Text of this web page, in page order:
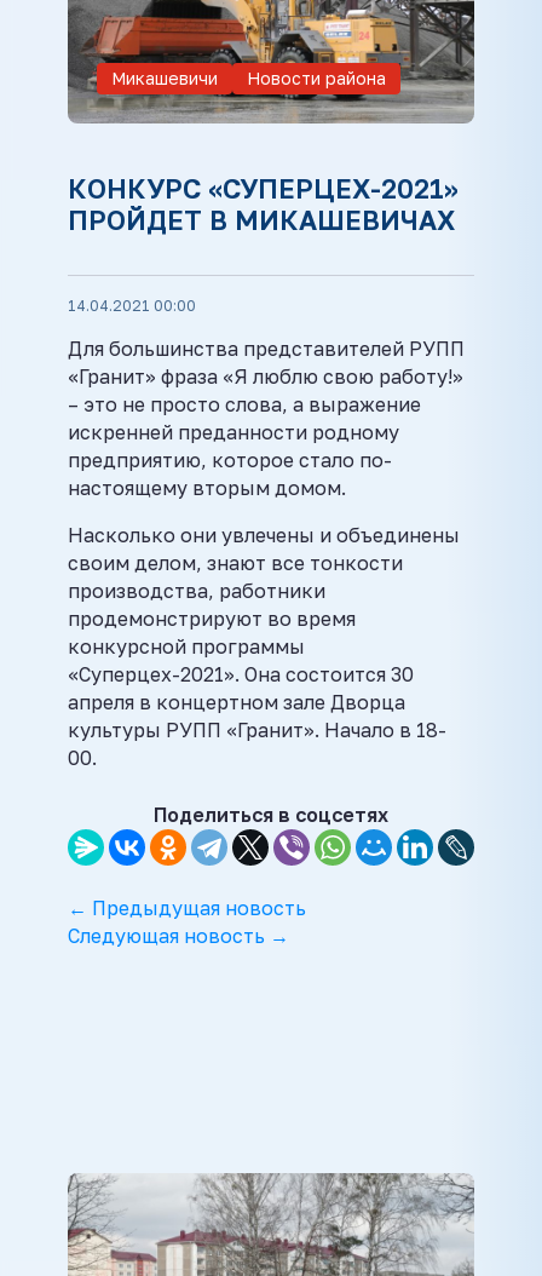
Микашевичи Новости района
КОНКУРС «СУПЕРЦЕХ-2021»
ПРОЙДЕТ В МИКАШЕВИЧАХ
14.04.2021 00:00
Для большинства представителей РУПП
«Гранит» фраза «Я люблю свою работу!»
– это не просто слова, а выражение
искренней преданности родному
предприятию, которое стало по-
настоящему вторым домом.
Насколько они увлечены и объединены
своим делом, знают все тонкости
производства, работники
продемонстрируют во время
конкурсной программы
«Суперцех-2021». Она состоится 30
апреля в концертном зале Дворца
культуры РУПП «Гранит». Начало в 18-
00.
Поделиться в соцсетях
← Предыдущая новость
Следующая новость →